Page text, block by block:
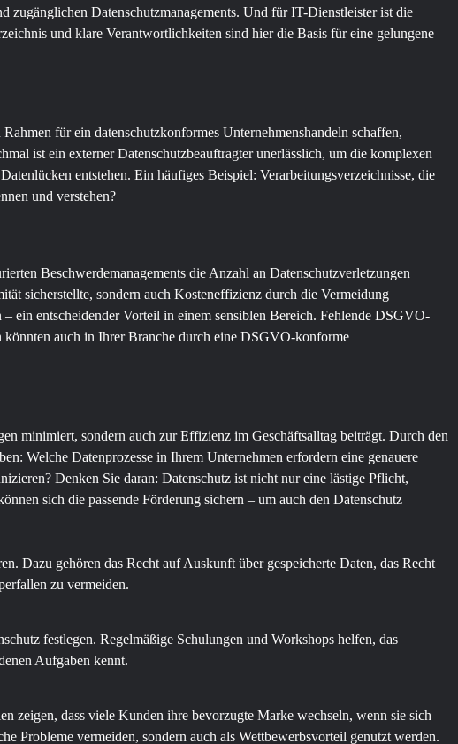
zugänglichen Datenschutzmanagements. Und für IT-Dienstleister ist die
und klare Verantwortlichkeiten sind hier die Basis für eine gelungene
für ein datenschutzkonformes Unternehmenshandeln schaffen,
ist ein externer Datenschutzbeauftragter unerlässlich, um die komplexen
entstehen. Ein häufiges Beispiel: Verarbeitungsverzeichnisse, die
und verstehen?
Beschwerdemanagements die Anzahl an Datenschutzverletzungen
sicherstellte, sondern auch Kosteneffizienz durch die Vermeidung
ein entscheidender Vorteil in einem sensiblen Bereich. Fehlende DSGVO-
könnten auch in Ihrer Branche durch eine DSGVO-konforme
minimiert, sondern auch zur Effizienz im Geschäftsalltag beiträgt. Durch den
Welche Datenprozesse in Ihrem Unternehmen erfordern eine genauere
Denken Sie daran: Datenschutz ist nicht nur eine lästige Pflicht,
sich die passende Förderung sichern – um auch den Datenschutz
Dazu gehören das Recht auf Auskunft über gespeicherte Daten, das Recht
zu vermeiden.
festlegen. Regelmäßige Schulungen und Workshops helfen, das
Aufgaben kennt.
zeigen, dass viele Kunden ihre bevorzugte Marke wechseln, wenn sie sich
Probleme vermeiden, sondern auch als Wettbewerbsvorteil genutzt werden.